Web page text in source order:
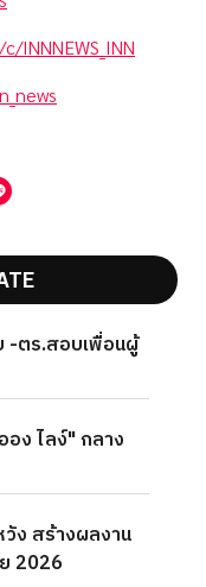
INNNEWS_INN
-ตร.สอบเพื่อนผู้
ง ไลง์" กลาง
ง สร้างผลงาน
2026